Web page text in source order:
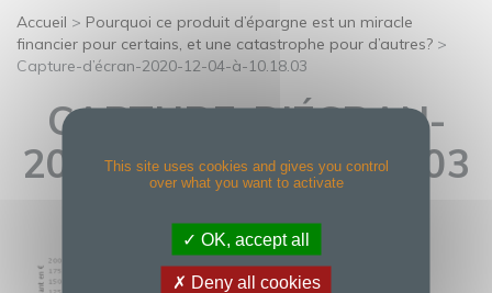
Accueil > Pourquoi ce produit d’épargne est un miracle
financier pour certains, et une catastrophe pour d’autres? >
Capture-d’écran-2020-12-04-à-10.18.03
CAPTURE-D’ÉCRAN-
2020-12-04-À-10.18.03
This site uses cookies and gives you control
over what you want to activate
OK, accept all
Deny all cookies